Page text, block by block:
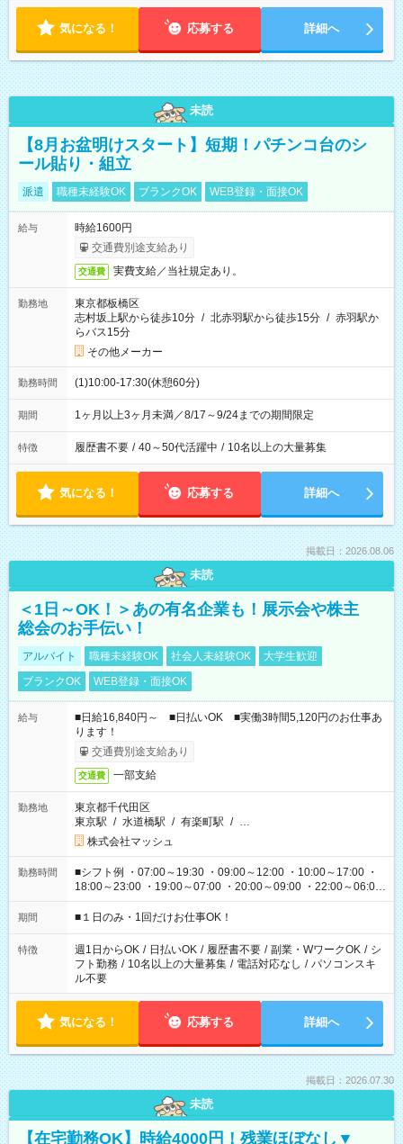
気になる！ 応募する 詳細へ
未読
【8月お盆明けスタート】短期！パチンコ台のシ
ール貼り・組立
派遣 職種未経験OK ブランクOK WEB登録・面接OK
給与
時給1600円
交通費別途支給あり
交通費 実費支給／当社規定あり。
勤務地
東京都板橋区
志村坂上駅から徒歩10分 / 北赤羽駅から徒歩15分 / 赤羽駅か
らバス15分
その他メーカー
勤務時間 (1)10:00-17:30(休憩60分)
期間 1ヶ月以上3ヶ月未満／8/17～9/24までの期間限定
特徴 履歴書不要 / 40～50代活躍中 / 10名以上の大量募集
気になる！ 応募する 詳細へ
掲載日：2026.08.06
未読
＜1日～OK！＞あの有名企業も！展示会や株主
総会のお手伝い！
アルバイト 職種未経験OK 社会人未経験OK
大学生歓迎
ブランクOK
WEB登録・面接OK
給与
■日給16,840円～ ■日払いOK ■実働3時間5,120円のお仕事あ
ります！
交通費別途支給あり
交通費 一部支給
勤務地
東京都千代田区
東京駅 / 水道橋駅 / 有楽町駅 / …
株式会社マッシュ
勤務時間
■シフト例 ・07:00～19:30 ・09:00～12:00 ・10:00～17:00 ・
18:00～23:00 ・19:00～07:00 ・20:00～09:00 ・22:00～06:00
etc ★最短で3時間で5,120円のお仕事から 15時間で2万円近く稼
げるお仕事も！ ご希望のお時間に合わせてご紹介！ ※シフトは
ください！
期間 ■１日のみ・1回だけお仕事OK！
特徴 週1日からOK / 日払いOK / 履歴書不要 / 副業・WワークOK / シ
フト勤務 / 10名以上の大量募集 / 電話対応なし / パソコンスキ
ル不要
気になる！ 応募する 詳細へ
掲載日：2026.07.30
未読
【在宅勤務OK】時給4000円！残業ほぼなし▼